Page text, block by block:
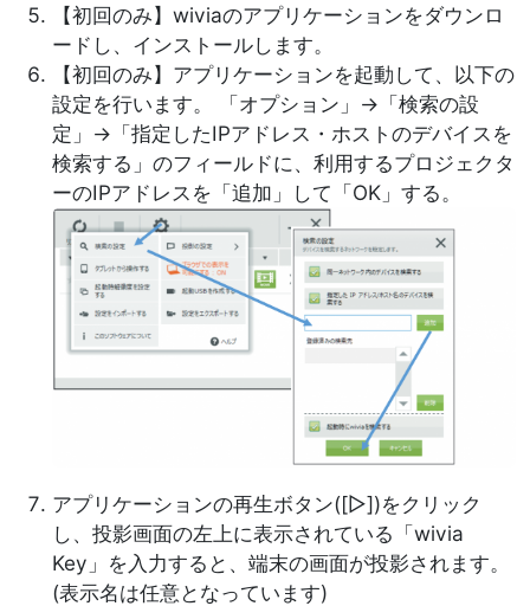
【初回のみ】wiviaのアプリケーションをダウンロ
ードし、インストールします。
【初回のみ】アプリケーションを起動して、以下の
設定を行います。 「オプション」→「検索の設
定」→「指定したIPアドレス・ホストのデバイスを
検索する」のフィールドに、利用するプロジェクタ
ーのIPアドレスを「追加」して「OK」する。
Image
アプリケーションの再生ボタン([▷])をクリック
し、投影画面の左上に表示されている「wivia
Key」を入力すると、端末の画面が投影されます。
(表示名は任意となっています)